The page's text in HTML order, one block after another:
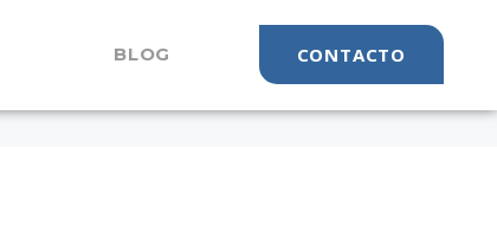
BLOG CONTACTO